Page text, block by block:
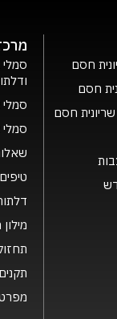
חסם
חסם
חסם
סמלי
סמלי